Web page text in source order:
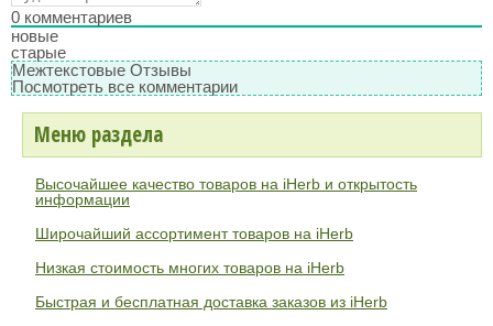
0 комментариев
новые
старые
Межтекстовые Отзывы
Посмотреть все комментарии
Меню раздела
Высочайшее качество товаров на iHerb и открытость
информации
Широчайший ассортимент товаров на iHerb
Низкая стоимость многих товаров на iHerb
Быстрая и бесплатная доставка заказов из iHerb